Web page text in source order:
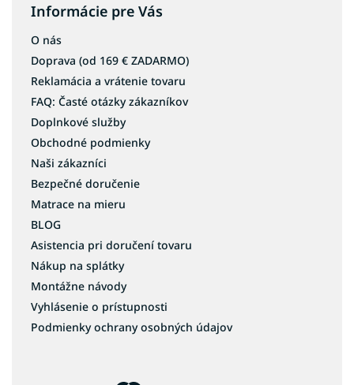
Informácie pre Vás
O nás
Doprava (od 169 € ZADARMO)
Reklamácia a vrátenie tovaru
FAQ: Časté otázky zákazníkov
Doplnkové služby
Obchodné podmienky
Naši zákazníci
Bezpečné doručenie
Matrace na mieru
BLOG
Asistencia pri doručení tovaru
Nákup na splátky
Montážne návody
Vyhlásenie o prístupnosti
Podmienky ochrany osobných údajov